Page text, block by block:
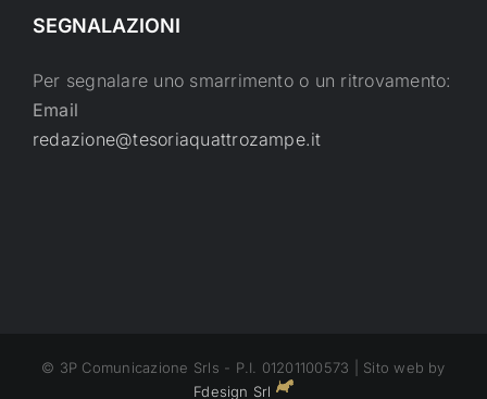
SEGNALAZIONI
Per segnalare uno smarrimento o un ritrovamento:
Email
redazione@tesoriaquattrozampe.it
© 3P Comunicazione Srls - P.I. 01201100573 | Sito web by
Fdesign Srl